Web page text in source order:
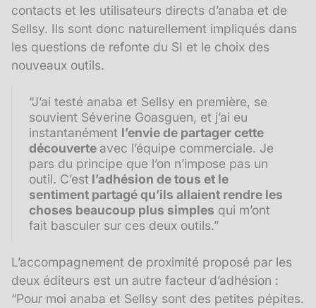
contacts et les utilisateurs directs d’anaba et de
Sellsy. Ils sont donc naturellement impliqués dans
les questions de refonte du SI et le choix des
nouveaux outils.
“J’ai testé anaba et Sellsy en première, se
souvient Séverine Goasguen, et j’ai eu
instantanément l’envie de partager cette
découverte avec l’équipe commerciale. Je
pars du principe que l’on n’impose pas un
outil. C’est l’adhésion de tous et le
sentiment partagé qu’ils allaient rendre les
choses beaucoup plus simples qui m’ont
fait basculer sur ces deux outils.”
L’accompagnement de proximité proposé par les
deux éditeurs est un autre facteur d’adhésion :
“Pour moi anaba et Sellsy sont des petites pépites.